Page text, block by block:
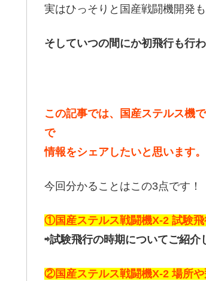
実はひっそりと国産戦闘機開発も
そしていつの間にか初飛行も行
この記事では、国産ステルス機
で
情報をシェアしたいと思います。
今回分かることはこの3点です！
①国産ステルス戦闘機X-2 試験飛
⇨試験飛行の時期についてご紹介
②国産ステルス戦闘機X-2 場所や